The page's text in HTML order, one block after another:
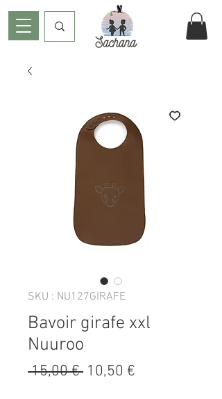
SKU : NU127GIRAFE
Bavoir girafe xxl
Nuuroo
15,00 € Prix
10,50 €